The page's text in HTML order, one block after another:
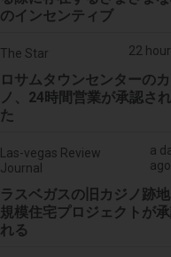
のインセンティブ
The Star 22
ロサムタウンセンターの
ノ、24時間営業が承認さ
た
Las-vegas Review
Journal
a
ago
ラスベガスの旧カジノ跡
規模住宅プロジェクトが
れる